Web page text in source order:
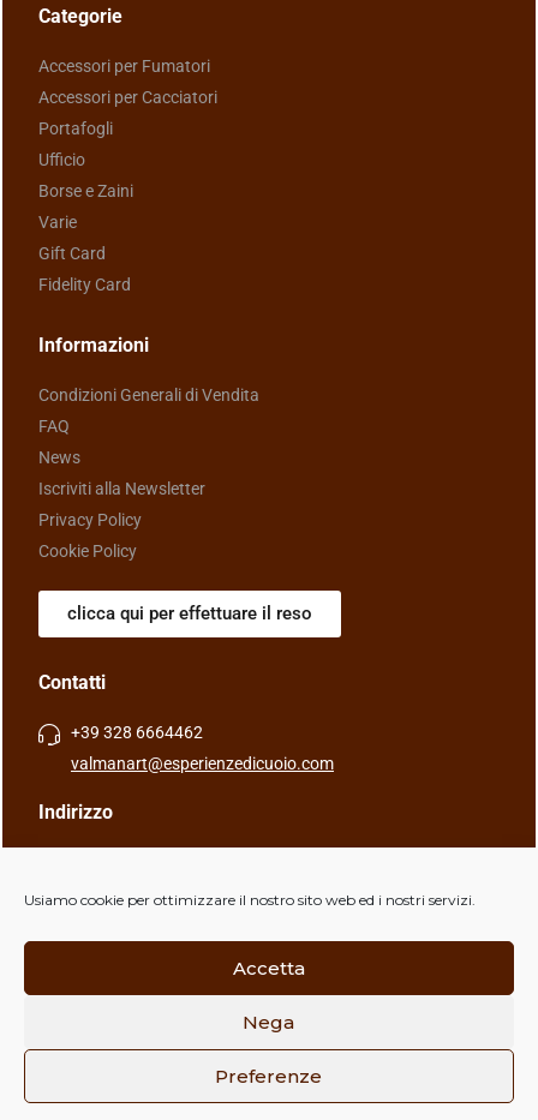
Usiamo cookie per ottimizzare il nostro sito web ed i nostri servizi.
Accetta
Nega
Preferenze
Categorie
Accessori per Fumatori
Accessori per Cacciatori
Portafogli
Ufficio
Borse e Zaini
Varie
Gift Card
Fidelity Card
Informazioni
Condizioni Generali di Vendita
FAQ
News
Iscriviti alla Newsletter
Privacy Policy
Cookie Policy
clicca qui per effettuare il reso
Contatti
+39 328 6664462
valmanart@esperienzedicuoio.com
Indirizzo
Copyright © ValManArt | P.IVA 03998031201 |
Frignano Informatica